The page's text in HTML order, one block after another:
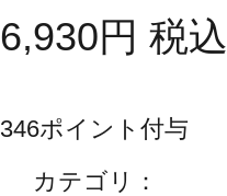
6,930円 税込
346ポイント付与
カテゴリ：